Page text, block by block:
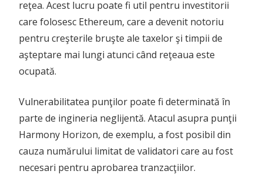
reţea. Acest lucru poate fi util pentru investitorii
care folosesc Ethereum, care a devenit notoriu
pentru creşterile bruşte ale taxelor şi timpii de
aşteptare mai lungi atunci când reţeaua este
ocupată.
Vulnerabilitatea punţilor poate fi determinată în
parte de ingineria neglijentă. Atacul asupra punţii
Harmony Horizon, de exemplu, a fost posibil din
cauza numărului limitat de validatori care au fost
necesari pentru aprobarea tranzacţiilor.